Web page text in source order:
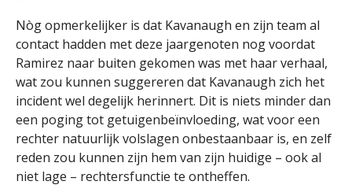
Nòg opmerkelijker is dat Kavanaugh en zijn team al
contact hadden met deze jaargenoten nog voordat
Ramirez naar buiten gekomen was met haar verhaal,
wat zou kunnen suggereren dat Kavanaugh zich het
incident wel degelijk herinnert. Dit is niets minder dan
een poging tot getuigenbeïnvloeding, wat voor een
rechter natuurlijk volslagen onbestaanbaar is, en zelf
reden zou kunnen zijn hem van zijn huidige – ook al
niet lage – rechtersfunctie te ontheffen.